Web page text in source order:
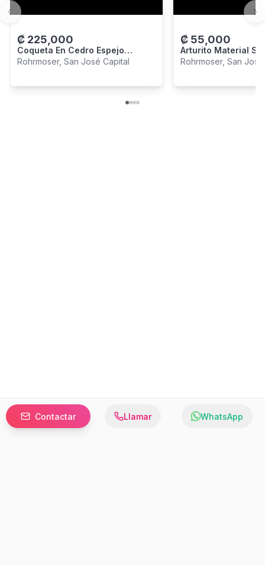
Contactar Llamar WhatsApp
₡ 225,000
Coqueta En Cedro Espejo
Biselado
Rohrmoser, San José Capital
₡ 55,000
Arturito Material
Rohrmoser, San
Previous slide